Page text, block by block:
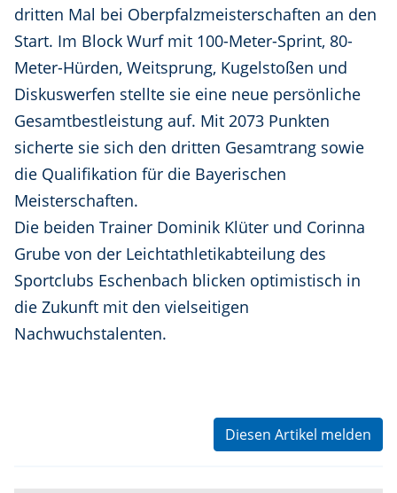
dritten Mal bei Oberpfalzmeisterschaften an den
Start. Im Block Wurf mit 100-Meter-Sprint, 80-
Meter-Hürden, Weitsprung, Kugelstoßen und
Diskuswerfen stellte sie eine neue persönliche
Gesamtbestleistung auf. Mit 2073 Punkten
sicherte sie sich den dritten Gesamtrang sowie
die Qualifikation für die Bayerischen
Meisterschaften.
Die beiden Trainer Dominik Klüter und Corinna
Grube von der Leichtathletikabteilung des
Sportclubs Eschenbach blicken optimistisch in
die Zukunft mit den vielseitigen
Nachwuchstalenten.
Diesen Artikel melden